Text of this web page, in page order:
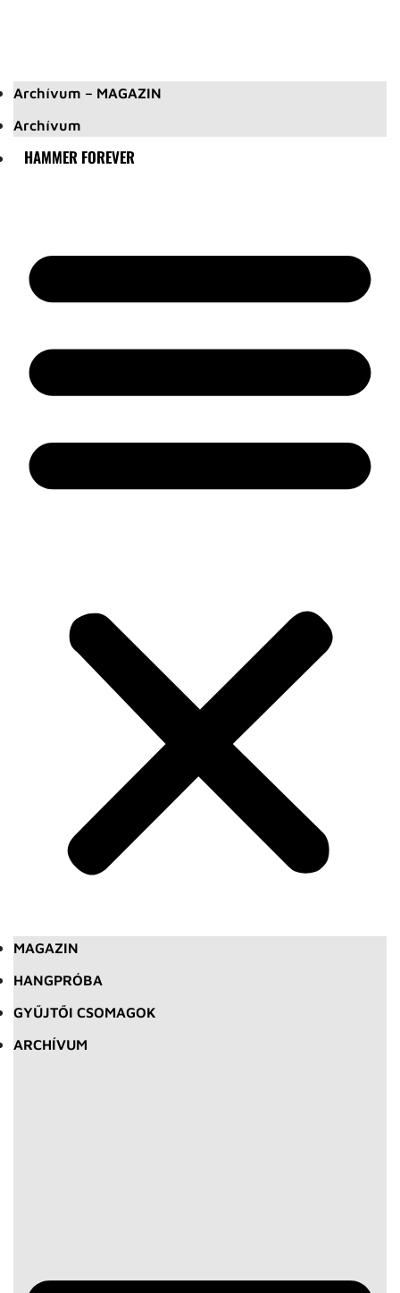
Archívum – MAGAZIN
Archívum
HAMMER FOREVER
MAGAZIN
HANGPRÓBA
GYŰJTŐI CSOMAGOK
ARCHÍVUM